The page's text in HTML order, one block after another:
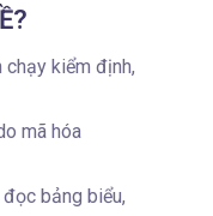
kiểm định,
mã hóa
bảng biểu,